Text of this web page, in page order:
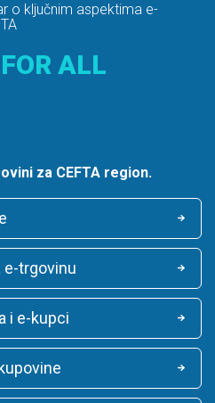
o ključnim aspektima e-
ALL
za CEFTA region.
trgovinu
i e-kupci